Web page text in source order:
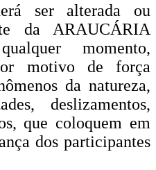
ser alterada ou
da ARAUCÁRIA
momento,
motivo de força
da natureza,
deslizamentos,
que coloquem em
dos participantes